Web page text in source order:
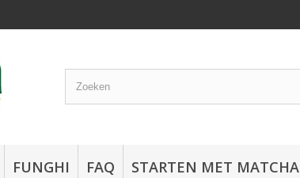
FUNGHI FAQ STARTEN MET MATCHA